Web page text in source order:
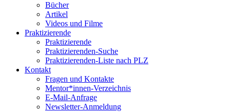
Bücher
Artikel
Videos und Filme
Praktizierende
Praktizierende
Praktizierenden-Suche
Praktizierenden-Liste nach PLZ
Kontakt
Fragen und Kontakte
Mentor*innen-Verzeichnis
E-Mail-Anfrage
Newsletter-Anmeldung